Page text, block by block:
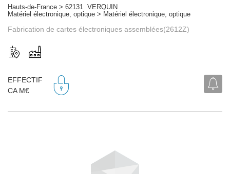
Hauts-de-France > 62131 VERQUIN
Matériel électronique, optique > Matériel électronique, optique
Fabrication de cartes électroniques assemblées(2612Z)
EFFECTIF
CA M€